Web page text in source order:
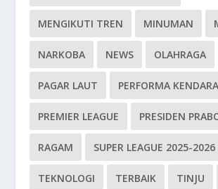
MENGIKUTI TREN MINUMAN
NARKOBA NEWS OLAHRAGA
PAGAR LAUT PERFORMA
PREMIER LEAGUE PRESIDEN
RAGAM SUPER LEAGUE 2025-2026
TEKNOLOGI TERBAIK TINJU